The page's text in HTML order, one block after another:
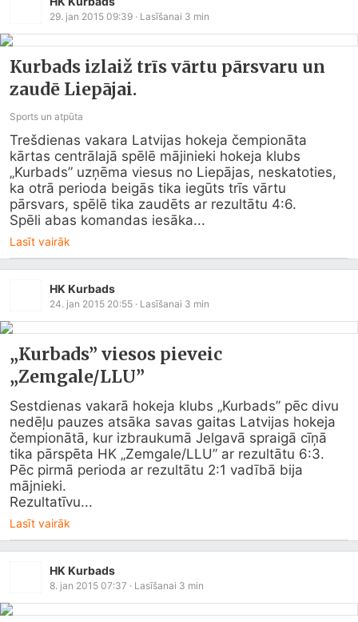
29. jan 2015 09:39 · Lasīšanai 3 min
Kurbads izlaiž trīs vārtu pārsvaru un
zaudē Liepājai.
Sports un atpūta
Trešdienas vakara Latvijas hokeja čempionāta
kārtas centrālajā spēlē mājinieki hokeja klubs
„Kurbads” uzņēma viesus no Liepājas, neskatoties,
ka otrā perioda beigās tika iegūts trīs vārtu
pārsvars, spēlē tika zaudēts ar rezultātu 4:6.
Spēli abas komandas iesāka...
Lasīt vairāk
HK Kurbads
24. jan 2015 20:55 · Lasīšanai 3 min
„Kurbads” viesos pieveic
„Zemgale/LLU”
Sestdienas vakarā hokeja klubs „Kurbads” pēc divu
nedēļu pauzes atsāka savas gaitas Latvijas hokeja
čempionātā, kur izbraukumā Jelgavā spraigā cīņā
tika pārspēta HK „Zemgale/LLU” ar rezultātu 6:3.
Pēc pirmā perioda ar rezultātu 2:1 vadībā bija
mājnieki.
Rezultatīvu...
Lasīt vairāk
HK Kurbads
8. jan 2015 07:37 · Lasīšanai 3 min